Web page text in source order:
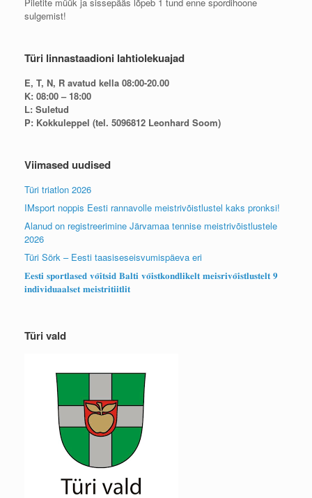
sulgemist!
Türi linnastaadioni lahtiolekuajad
E, T, N, R avatud kella 08:00-20.00
K: 08:00 – 18:00
L: Suletud
P: Kokkuleppel (tel. 5096812 Leonhard Soom)
Viimased uudised
Türi triatlon 2026
IMsport noppis Eesti rannavolle meistrivõistlustel kaks pronksi!
Alanud on registreerimine Järvamaa tennise meistrivõistlustele
2026
Türi Sörk – Eesti taasiseseisvumispäeva eri
𝐄𝐞𝐬𝐭𝐢 𝐬𝐩𝐨𝐫𝐭𝐥𝐚𝐬𝐞𝐝 𝐯𝐨̃𝐢𝐭𝐬𝐢𝐝 𝐁𝐚𝐥𝐭𝐢 𝐯𝐨̃𝐢𝐬𝐭𝐤𝐨𝐧𝐝𝐥𝐢𝐤𝐞𝐥𝐭 𝐦𝐞𝐢𝐬𝐫𝐢𝐯𝐨̃𝐢𝐬𝐭𝐥𝐮𝐬𝐭𝐞𝐥𝐭 𝟗
𝐢𝐧𝐝𝐢𝐯𝐢𝐝𝐮𝐚𝐚𝐥𝐬𝐞𝐭 𝐦𝐞𝐢𝐬𝐭𝐫𝐢𝐭𝐢𝐢𝐭𝐥𝐢𝐭
Türi vald